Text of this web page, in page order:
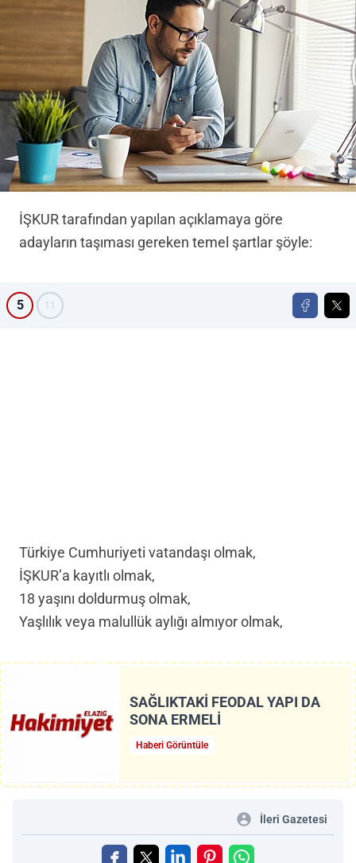
İŞKUR tarafından yapılan açıklamaya göre
adayların taşıması gereken temel şartlar şöyle:
5 11
Türkiye Cumhuriyeti vatandaşı olmak,
İŞKUR’a kayıtlı olmak,
18 yaşını doldurmuş olmak,
Yaşlılık veya malullük aylığı almıyor olmak,
SAĞLIKTAKİ FEODAL YAPI DA
SONA ERMELİ
Haberi Görüntüle
İleri Gazetesi